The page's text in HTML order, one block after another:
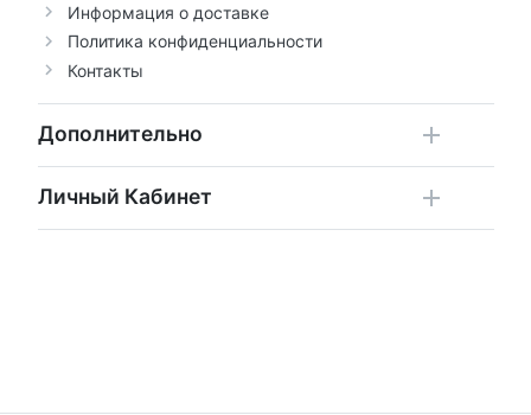
Информация о доставке
Политика конфиденциальности
Контакты
Дополнительно
Личный Кабинет